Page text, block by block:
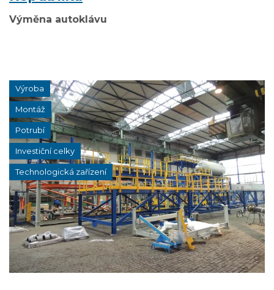
Výměna autoklávu
Výroba
Montáž
Potrubí
Investiční celky
Technologická zařízení